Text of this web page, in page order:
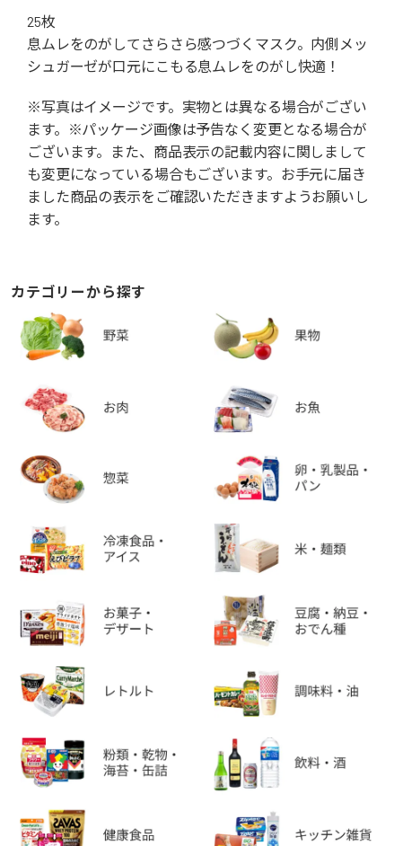
25枚
息ムレをのがしてさらさら感つづくマスク。内側メッ
シュガーゼが口元にこもる息ムレをのがし快適！
※写真はイメージです。実物とは異なる場合がござい
ます。※パッケージ画像は予告なく変更となる場合が
ございます。また、商品表示の記載内容に関しまして
も変更になっている場合もございます。お手元に届き
ました商品の表示をご確認いただきますようお願いし
ます。
カテゴリーから探す